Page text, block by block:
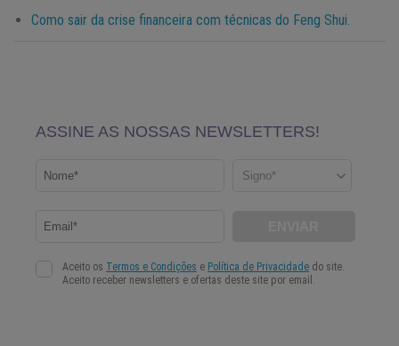
Como sair da crise financeira com técnicas do Feng Shui.